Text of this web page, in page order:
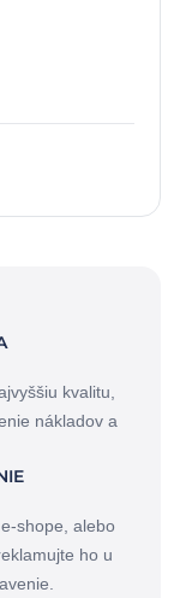
kvalitu,
nákladov a
shope, alebo
ho u